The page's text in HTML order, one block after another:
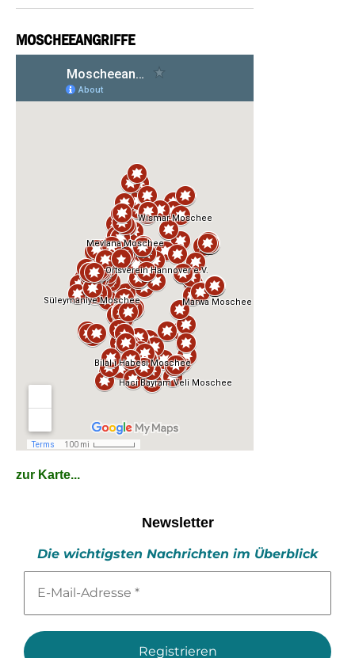
MOSCHEEANGRIFFE
zur Karte...
Newsletter
Die wichtigsten Nachrichten im Überblick
Mail-
*